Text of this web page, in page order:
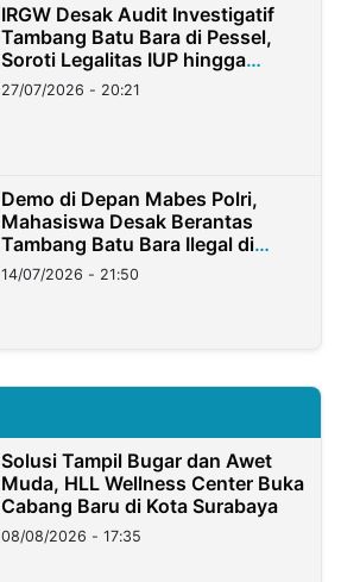
IRGW Desak Audit Investigatif
Tambang Batu Bara di Pessel,
Soroti Legalitas IUP hingga
Stockpile
27/07/2026 - 20:21
Demo di Depan Mabes Polri,
Mahasiswa Desak Berantas
Tambang Batu Bara Ilegal di
Lampung
14/07/2026 - 21:50
Solusi Tampil Bugar dan Awet
Muda, HLL Wellness Center Buka
Cabang Baru di Kota Surabaya
08/08/2026 - 17:35